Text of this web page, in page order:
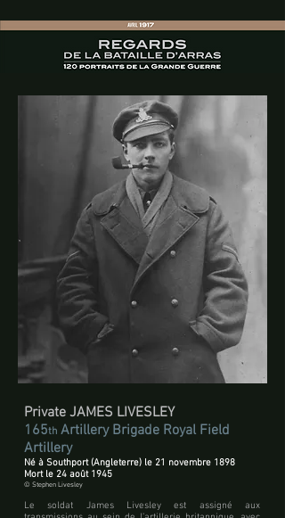
Private JAMES LIVESLEY
165th Artillery Brigade Royal Field
Artillery
Né à Southport (Angleterre) le 21 novembre 1898
Mort le 24 août 1945
© Stephen Livesley
Le soldat James Livesley est assigné aux